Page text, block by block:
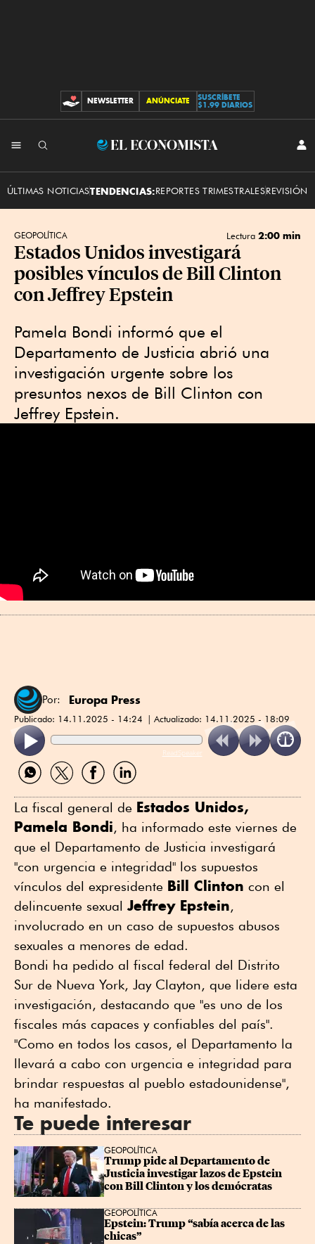
CONTRIBUCIONES
NEWSLETTER ANÚNCIATE
SUSCRÍBETE
$1.99 DIARIOS
El
ÚLTIMAS NOTICIASTENDENCIAS:REPORTES TRIMESTRALESREVISIÓN
GEOPOLÍTICA Lectura 2:00 min
Estados Unidos investigará
posibles vínculos de Bill Clinton
con Jeffrey Epstein
Pamela Bondi informó que el
Departamento de Justicia abrió una
investigación urgente sobre los
presuntos nexos de Bill Clinton con
Jeffrey Epstein.
Por: Europa Press
Publicado: 14.11.2025 - 14:24 Actualizado: 14.11.2025 - 18:09
ReadSpeaker
Compartir
por
Compartir
por
Compartir
por
Compartir
por
La fiscal general de Estados Unidos,
Pamela Bondi, ha informado este viernes de
que el Departamento de Justicia investigará
"con urgencia e integridad" los supuestos
vínculos del expresidente Bill Clinton con el
delincuente sexual Jeffrey Epstein,
involucrado en un caso de supuestos abusos
sexuales a menores de edad.
Bondi ha pedido al fiscal federal del Distrito
Sur de Nueva York, Jay Clayton, que lidere esta
investigación, destacando que "es uno de los
fiscales más capaces y confiables del país".
"Como en todos los casos, el Departamento la
llevará a cabo con urgencia e integridad para
brindar respuestas al pueblo estadounidense",
ha manifestado.
Te puede interesar
GEOPOLÍTICA
Trump pide al Departamento de
Justicia investigar lazos de Epstein
con Bill Clinton y los demócratas
GEOPOLÍTICA
Epstein: Trump “sabía acerca de las
chicas”